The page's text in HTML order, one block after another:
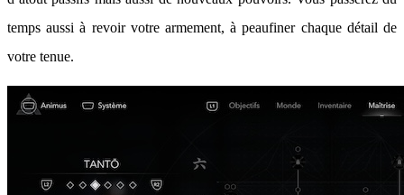
temps aussi à revoir votre armement, à peaufiner chaque détail de
votre tenue.